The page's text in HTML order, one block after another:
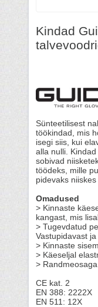
Kindad
Sünteetilisest
töökindad, mis
isegi siis, kui
alla nulli.
sobivad
töödeks, mille
pidevaks
Omadused
> Kinnaste
kangast, mis
> Tugevdatud
Vastupidavast
> Kinnaste
> Käeseljal
>
CE kat. 2
EN 388: 2222X
EN 511: 12X